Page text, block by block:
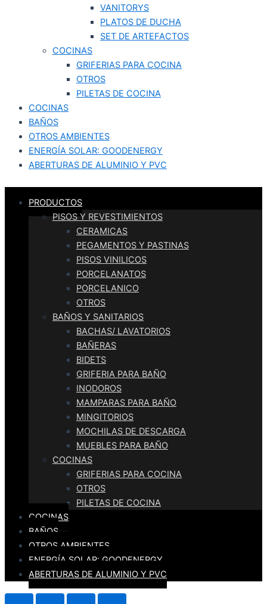
VANITORYS
PLATOS DE DUCHA
SET DE ARTEFACTOS
COCINAS
GRIFERIAS PARA COCINA
OTROS
PILETAS DE COCINA
COCINAS
BAÑOS
OTROS AMBIENTES
ENERGÍA SOLAR: GOODENERGY
ABERTURAS DE ALUMINIO Y PVC
PRODUCTOS
PISOS Y REVESTIMIENTOS
CERAMICAS
PEGAMENTOS Y PASTINAS
PISOS VINILICOS
PORCELANATOS
PORCELANICO
OTROS
BAÑOS Y SANITARIOS
BACHAS/ LAVATORIOS
BAÑERAS
BIDETS
GRIFERIA PARA BAÑO
INODOROS
MAMPARAS PARA BAÑO
MINGITORIOS
MOCHILAS DE DESCARGA
MUEBLES PARA BAÑO
COCINAS
GRIFERIAS PARA COCINA
OTROS
PILETAS DE COCINA
COCINAS
BAÑOS
OTROS AMBIENTES
ENERGÍA SOLAR: GOODENERGY
ABERTURAS DE ALUMINIO Y PVC